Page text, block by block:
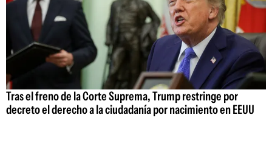
Tras el freno de la Corte Suprema, Trump restringe por
decreto el derecho a la ciudadanía por nacimiento en EEUU